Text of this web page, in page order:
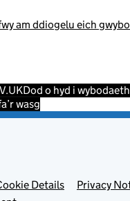
am ddiogelu eich
Dod o hyd i
wasg
Details
Privacy